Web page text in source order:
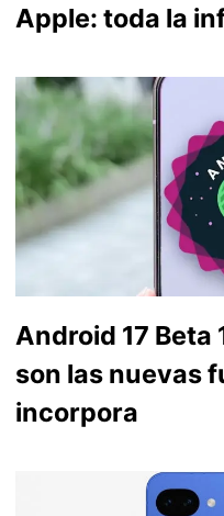
Apple: toda la
Android 17 Beta
son las nuevas
incorpora